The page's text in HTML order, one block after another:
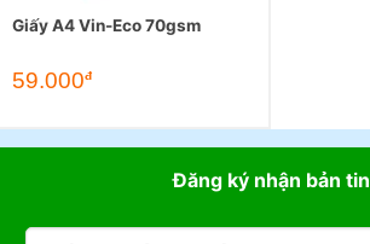
Giấy A4 Vin-Eco 70gsm
59.000đ
Đăng ký nhận bản tin